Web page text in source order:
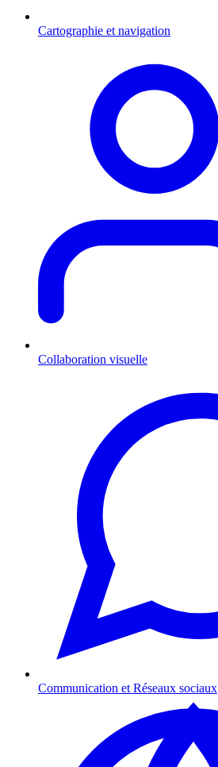
Cartographie et navigation
Collaboration visuelle
Communication et Réseaux sociaux